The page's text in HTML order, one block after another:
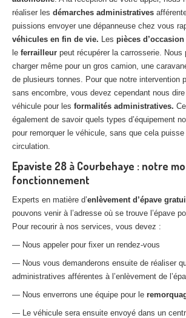
réaliser les démarches administratives
puissions envoyer une dépanneuse chez vous
véhicules en fin de vie. Les pièces d’occasion
le ferrailleur peut récupérer la carrosserie. Nous
charger même pour un gros camion, une
de plusieurs tonnes. Pour que notre intervention
sans encombre, vous devez cependant nous
véhicule pour les formalités administratives.
également de savoir quels types d’équipement
pour remorquer le véhicule, sans que cela puisse
circulation.
Epaviste 28 à Courbehaye : notre
fonctionnement
Experts en matière d’enlèvement d’épave
pouvons venir à l’adresse où se trouve l’épave
Pour recourir à nos services, vous devez :
— Nous appeler pour fixer un rendez-vous
— Nous vous demanderons ensuite de réaliser
administratives afférentes à l’enlèvement de
— Nous enverrons une équipe pour le
— Le véhicule sera ensuite envoyé dans un